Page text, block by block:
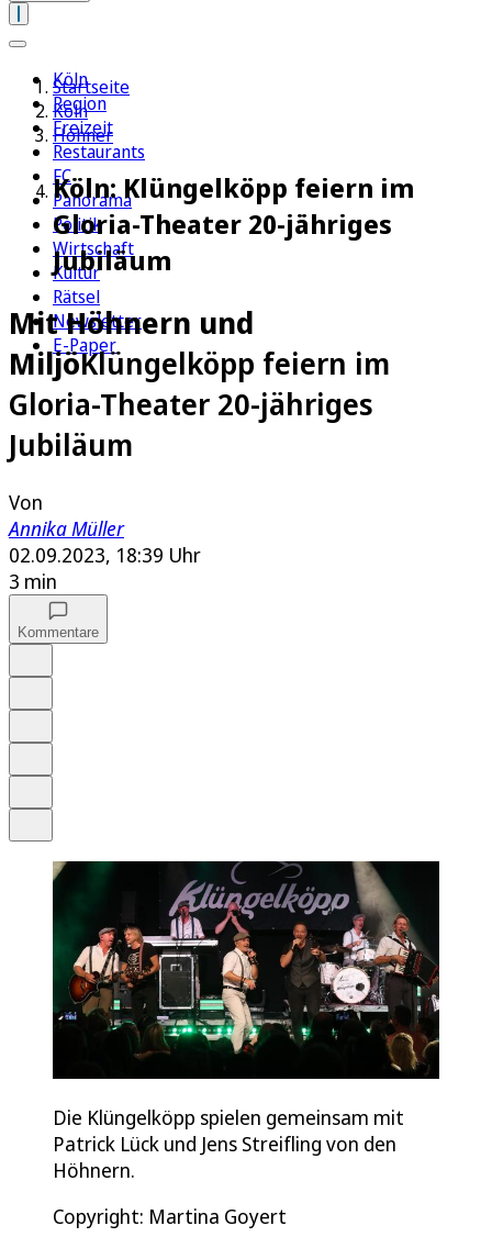
Köln
Region
Freizeit
Restaurants
FC
Panorama
Politik
Wirtschaft
Kultur
Rätsel
Newsletter
E-Paper
Startseite
Köln
Höhner
Köln: Klüngelköpp feiern im
Gloria-Theater 20-jähriges
Jubiläum
Mit Höhnern und
MiljöKlüngelköpp feiern im
Gloria-Theater 20-jähriges
Jubiläum
Von
Annika Müller
02.09.2023, 18:39 Uhr
3 min
Kommentare
Die Klüngelköpp spielen gemeinsam mit
Patrick Lück und Jens Streifling von den
Höhnern.
Copyright: Martina Goyert